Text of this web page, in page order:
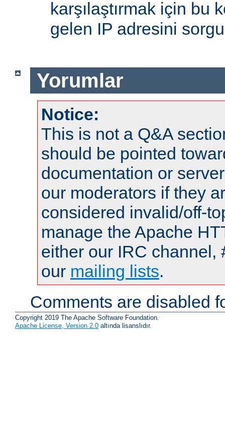
karşılaştırmak için bu
gelen IP adresini
Yorumlar
Notice:
This is not a Q&A
should be pointed
documentation or
our moderators if they
considered invalid/off-
manage the Apache
either our IRC channel,
our mailing lists.
Comments are disabled
Copyright 2019 The Apache Software Foundation.
Apache License, Version 2.0 altında lisanslıdır.